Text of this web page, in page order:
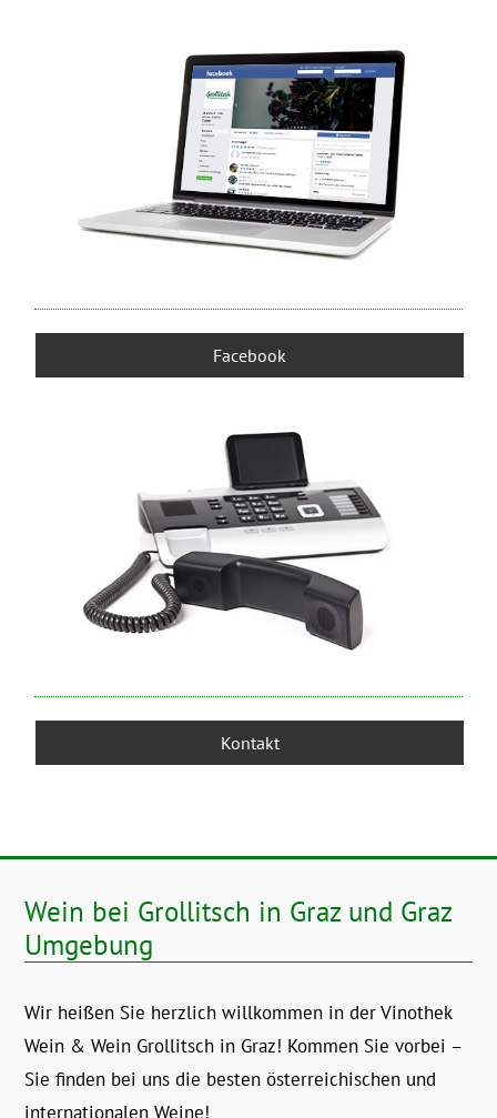
Facebook
Kontakt
Wein bei Grollitsch in Graz und Graz
Umgebung
Wir heißen Sie herzlich willkommen in der Vinothek
Wein & Wein Grollitsch in Graz! Kommen Sie vorbei –
Sie finden bei uns die besten österreichischen und
internationalen Weine!